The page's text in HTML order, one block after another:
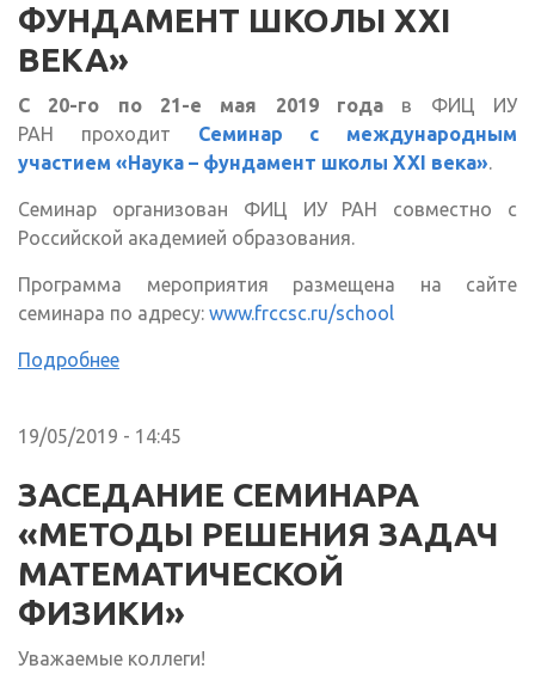
ФУНДАМЕНТ ШКОЛЫ XXI
ВЕКА»
С 20-го по 21-е мая 2019 года в ФИЦ ИУ
РАН проходит Семинар с международным
участием «Наука – фундамент школы XXI века».
Семинар организован ФИЦ ИУ РАН совместно с
Российской академией образования.
Программа мероприятия размещена на сайте
семинара по адресу: www.frccsc.ru/school
Подробнее
19/05/2019 - 14:45
ЗАСЕДАНИЕ СЕМИНАРА
«МЕТОДЫ РЕШЕНИЯ ЗАДАЧ
МАТЕМАТИЧЕСКОЙ
ФИЗИКИ»
Уважаемые коллеги!